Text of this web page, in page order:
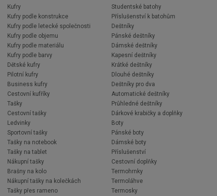
Kufry
Kufry podle konstrukce
Kufry podle letecké společnosti
Kufry podle objemu
Kufry podle materiálu
Kufry podle barvy
Dětské kufry
Pilotní kufry
Business kufry
Cestovní kufříky
Tašky
Cestovní tašky
Ledvinky
Sportovní tašky
Tašky na notebook
Tašky na tablet
Nákupní tašky
Brašny na kolo
Nákupní tašky na kolečkách
Tašky přes rameno
Studentské batohy
Příslušenství k batohům
Deštníky
Pánské deštníky
Dámské deštníky
Kapesní deštníky
Krátké deštníky
Dlouhé deštníky
Deštníky pro dva
Automatické deštníky
Průhledné deštníky
Dárkové krabičky a doplňky
Boty
Pánské boty
Dámské boty
Příslušenství
Cestovní doplňky
Termohrnky
Termoláhve
Termosky